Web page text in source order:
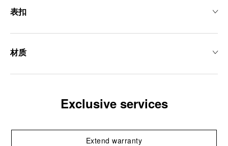
表扣
材质
Exclusive services
Extend warranty